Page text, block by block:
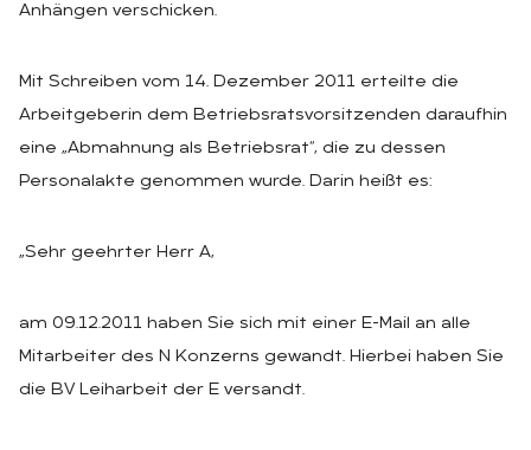
Anhängen verschicken.
Mit Schreiben vom 14. Dezember 2011 erteilte die
Arbeitgeberin dem Betriebsratsvorsitzenden daraufhin
eine „Abmahnung als Betriebsrat“, die zu dessen
Personalakte genommen wurde. Darin heißt es:
„Sehr geehrter Herr A,
am 09.12.2011 haben Sie sich mit einer E-Mail an alle
Mitarbeiter des N Konzerns gewandt. Hierbei haben Sie
die BV Leiharbeit der E versandt.